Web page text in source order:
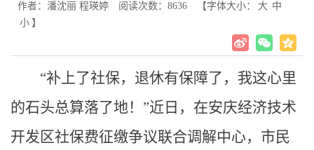
作者：潘沈丽 程瑛婷
阅读次数： 8636 【字体大小： 大 中
小 】
“补上了社保，退休有保障了，我这心里
的石头总算落了地！”近日，在安庆经济技术
开发区社保费征缴争议联合调解中心，市民